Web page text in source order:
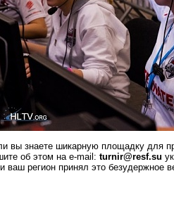
вы знаете шикарную площадку для
об этом на e-mail:turnir@resf.su
ваш регион принял это